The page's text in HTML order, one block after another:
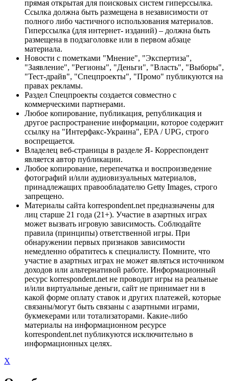
прямая открытая для поисковых систем гиперссылка.
Ссылка должна быть размещена в независимости от
полного либо частичного использования материалов.
Гиперссылка (для интернет- изданий) – должна быть
размещена в подзаголовке или в первом абзаце
материала.
Новости с пометками "Мнение", "Экспертиза",
"Заявление", "Регионы", "Деньги", "Власть", "Выборы",
"Тест-драйв", "Спецпроекты", "Промо" публикуются на
правах рекламы.
Раздел Спецпроекты создается совместно с
коммерческими партнерами.
Любое копирование, публикация, републикация и
другое распространение информации, которое содержит
ссылку на "Интерфакс-Украина", EPA / UPG, строго
воспрещается.
Владелец веб-страницы в разделе Я- Корреспондент
является автор публикации.
Любое копирование, перепечатка и воспроизведение
фотографий и/или аудиовизуальных материалов,
принадлежащих правообладателю Getty Images, строго
запрещено.
Материалы сайта korrespondent.net предназначены для
лиц старше 21 года (21+). Участие в азартных играх
может вызвать игровую зависимость. Соблюдайте
правила (принципы) ответственной игры. При
обнаружении первых признаков зависимости
немедленно обратитесь к специалисту. Помните, что
участие в азартных играх не может являться источником
доходов или альтернативой работе. Информационный
ресурс korrespondent.net не проводит игры на реальные
и/или виртуальные деньги, сайт не принимает ни в
какой форме оплату ставок и других платежей, которые
связаны/могут быть связаны с азартными играми,
букмекерами или тотализаторами. Какие-либо
материалы на информационном ресурсе
korrespondent.net публикуются исключительно в
информационных целях.
X